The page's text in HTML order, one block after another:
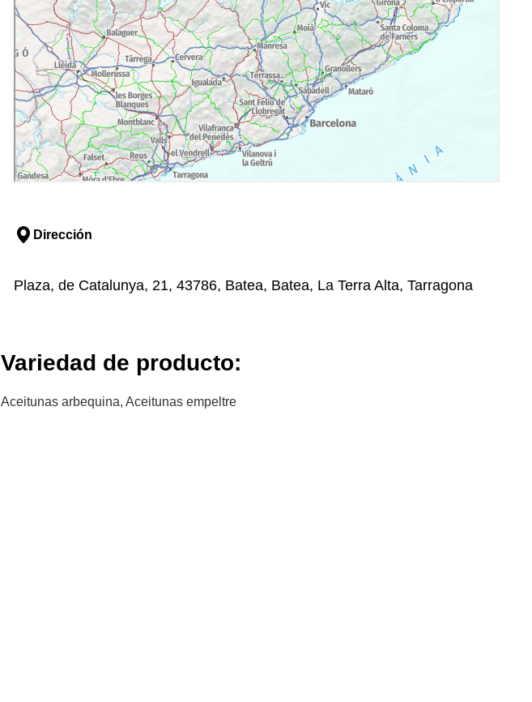
Dirección
Plaza, de Catalunya, 21, 43786, Batea, Batea, La Terra Alta, Tarragona
Variedad de producto:
Aceitunas arbequina, Aceitunas empeltre